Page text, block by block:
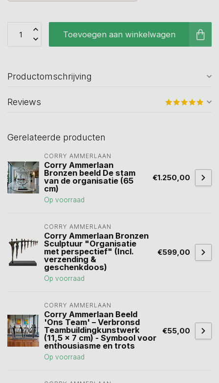
Toevoegen aan winkelwagen
Productomschrijving
Reviews
Gerelateerde producten
CORRY AMMERLAAN
Corry Ammerlaan
Bronzen beeld De stam
van de organisatie (65
cm)
Op voorraad
€1.250,00
CORRY AMMERLAAN
Corry Ammerlaan Bronzen
Sculptuur "Organisatie
met perspectief" (Incl.
verzending &
geschenkdoos)
Op voorraad
€599,00
CORRY AMMERLAAN
Corry Ammerlaan Beeld
'Ons Team' – Verbronsd
Teambuildingkunstwerk
(11,5 x 7 cm) - Symbool voor
enthousiasme en trots
Op voorraad
€55,00